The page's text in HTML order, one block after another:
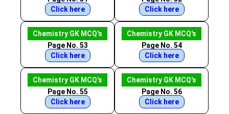
Click here
Click here
Chemistry GK MCQ's
Page No. 53
Click here
Chemistry GK MCQ's
Page No. 54
Click here
Chemistry GK MCQ's
Page No. 55
Click here
Chemistry GK MCQ's
Page No. 56
Click here